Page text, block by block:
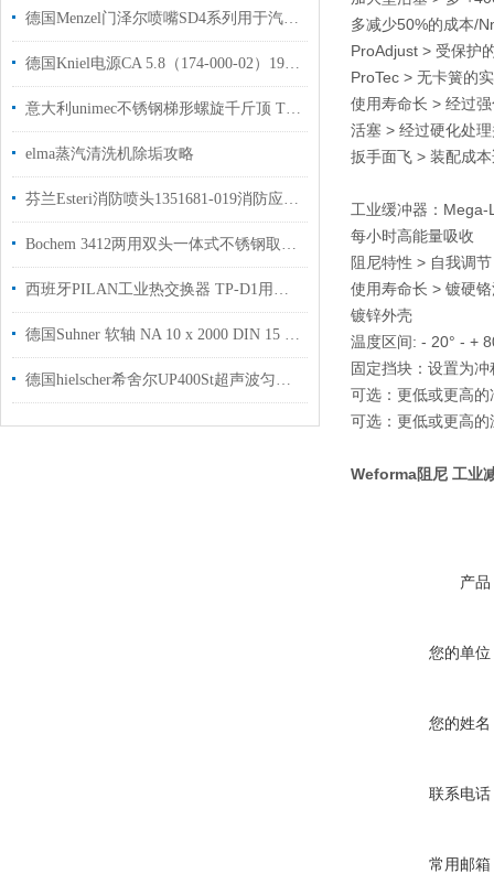
德国Menzel门泽尔喷嘴SD4系列用于汽车行业
德国Kniel电源CA 5.8（174-000-02）19英寸系统机架安装用于机箱的内置电源
意大利unimec不锈钢梯形螺旋千斤顶 TP-07010 I=5 FORMA B原装正品
elma蒸汽清洗机除垢攻略
芬兰Esteri消防喷头1351681-019消防应用使用工厂现货
Bochem 3412两用双头一体式不锈钢取样勺用于实验室样品采集
西班牙PILAN工业热交换器 TP-D1用于采矿和地下作业上使用
德国Suhner 软轴 NA 10 x 2000 DIN 15 / G 28 技术资料工厂现货
德国hielscher希舍尔UP400St超声波匀质设备用于制药行业
多减少50%的成本/
ProAdjust > 受保护
ProTec > 无卡簧的
使用寿命长 > 经过
活塞 > 经过硬化处
扳手面飞 > 装配成
工业缓冲器：
每小时高能量吸收
阻尼特性 > 自我调
使用寿命长 > 镀硬
镀锌外壳
温度区间: - 20° - +
固定挡块：设置为
可选：更低或更高的
可选：更低或更高的
Weforma阻尼 工业
产品
您的单位
您的姓名
联系电话
常用邮箱